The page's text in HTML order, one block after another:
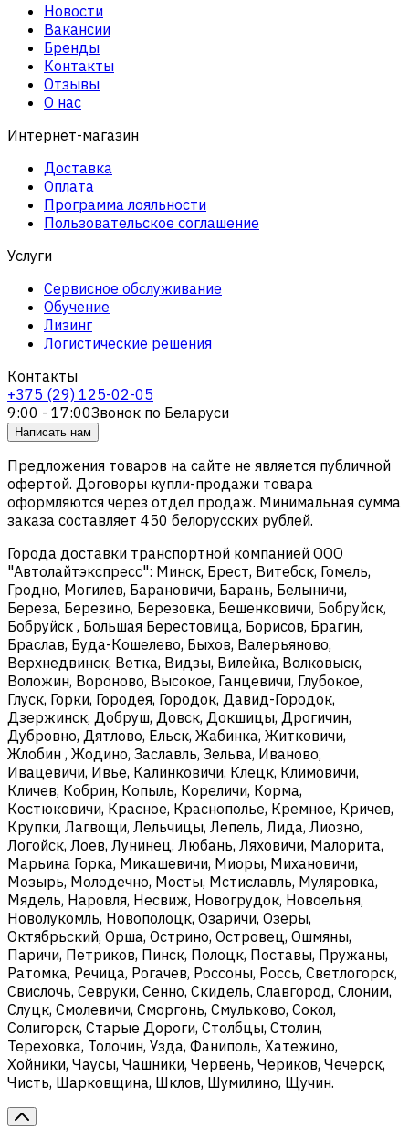
Новости
Вакансии
Бренды
Контакты
Отзывы
О нас
Интернет-магазин
Доставка
Оплата
Программа лояльности
Пользовательское соглашение
Услуги
Сервисное обслуживание
Обучение
Лизинг
Логистические решения
Контакты
+375 (29) 125-02-05
9:00 - 17:00Звонок по Беларуси
Написать нам
Предложения товаров на сайте не является публичной
офертой. Договоры купли-продажи товара
оформляются через отдел продаж. Минимальная сумма
заказа составляет 450 белорусских рублей.
Города доставки транспортной компанией ООО
"Автолайтэкспресс": Минск, Брест, Витебск, Гомель,
Гродно, Могилев, Барановичи, Барань, Белыничи,
Береза, Березино, Березовка, Бешенковичи, Бобруйск,
Бобруйск , Большая Берестовица, Борисов, Брагин,
Браслав, Буда-Кошелево, Быхов, Валерьяново,
Верхнедвинск, Ветка, Видзы, Вилейка, Волковыск,
Воложин, Вороново, Высокое, Ганцевичи, Глубокое,
Глуск, Горки, Городея, Городок, Давид-Городок,
Дзержинск, Добруш, Довск, Докшицы, Дрогичин,
Дубровно, Дятлово, Ельск, Жабинка, Житковичи,
Жлобин , Жодино, Заславль, Зельва, Иваново,
Ивацевичи, Ивье, Калинковичи, Клецк, Климовичи,
Кличев, Кобрин, Копыль, Кореличи, Корма,
Костюковичи, Красное, Краснополье, Кремное, Кричев,
Крупки, Лагвощи, Лельчицы, Лепель, Лида, Лиозно,
Логойск, Лоев, Лунинец, Любань, Ляховичи, Малорита,
Марьина Горка, Микашевичи, Миоры, Михановичи,
Мозырь, Молодечно, Мосты, Мстиславль, Муляровка,
Мядель, Наровля, Несвиж, Новогрудок, Новоельня,
Новолукомль, Новополоцк, Озаричи, Озеры,
Октябрьский, Орша, Острино, Островец, Ошмяны,
Паричи, Петриков, Пинск, Полоцк, Поставы, Пружаны,
Ратомка, Речица, Рогачев, Россоны, Россь, Светлогорск,
Свислочь, Севруки, Сенно, Скидель, Славгород, Слоним,
Слуцк, Смолевичи, Сморгонь, Смульково, Сокол,
Солигорск, Старые Дороги, Столбцы, Столин,
Тереховка, Толочин, Узда, Фаниполь, Хатежино,
Хойники, Чаусы, Чашники, Червень, Чериков, Чечерск,
Чисть, Шарковщина, Шклов, Шумилино, Щучин.